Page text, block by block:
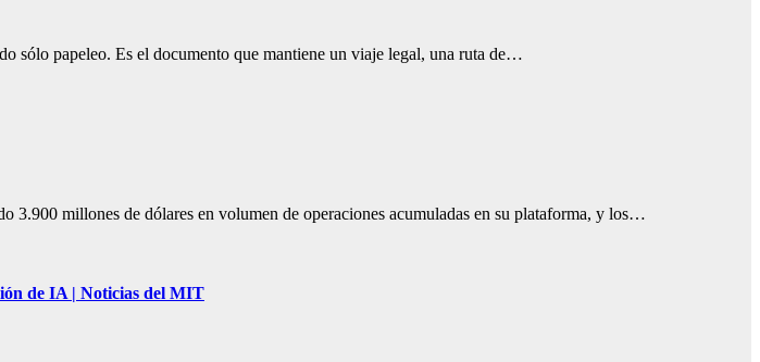
sólo papeleo. Es el documento que mantiene un viaje legal, una ruta de…
millones de dólares en volumen de operaciones acumuladas en su plataforma, y los…
de IA | Noticias del MIT